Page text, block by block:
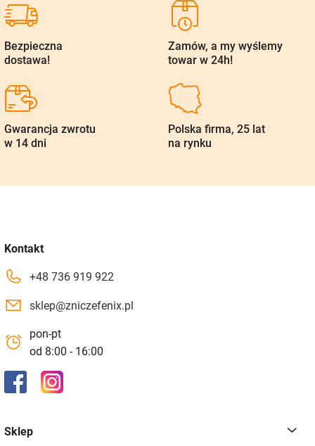
Bezpieczna
dostawa!
Zamów, a my wyślemy
towar w 24h!
Gwarancja zwrotu
w 14 dni
Polska firma, 25 lat
na rynku
Kontakt
+48 736 919 922
sklep@zniczefenix.pl
pon-pt
od 8:00 - 16:00
Sklep